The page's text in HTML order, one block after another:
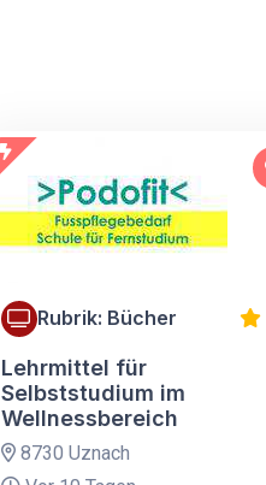
Rubrik: Bücher
Lehrmittel für
Selbststudium im
Wellnessbereich
8730 Uznach